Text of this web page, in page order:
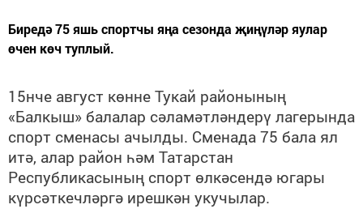
Биредә 75 яшь спортчы яңа сезонда җиңүләр яулар
өчен көч туплый.
15нче август көнне Тукай районының
«Балкыш» балалар сәламәтләндерү лагерында
спорт сменасы ачылды. Сменада 75 бала ял
итә, алар район һәм Татарстан
Республикасының спорт өлкәсендә югары
күрсәткечләргә ирешкән укучылар.